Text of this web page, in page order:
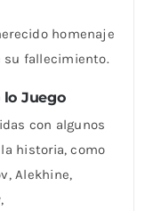
homenaje
su fallecimiento.
lo Juego
con algunos
historia, como
Alekhine,